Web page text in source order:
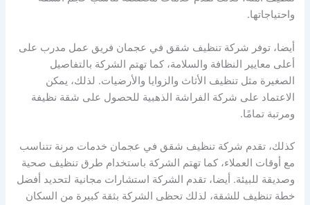
واحتياجاتها.
أيضا، توفر شركة تنظيف شقق في عجمان فريق عمل مدرب على
أعلى معايير النظافة والسلامة، كما تهتم الشركة بالتفاصيل
الصغيرة مثل تنظيف الأثاث والزوايا والأرضيات. لذلك، يمكن
الاعتماد على شركة الفراشة الذهبية للحصول على شقة نظيفة
ومرتبة تمامًا.
كذلك، تقدم شركة تنظيف شقق في عجمان خدمات مرنة تتناسب
مع أوقات العملاء، كما تهتم الشركة باستخدام طرق تنظيف صحية
وصديقة للبيئة. أيضا، تقدم الشركة استشارات مجانية لتحديد أفضل
خطة تنظيف للشقة، لذلك تحظى الشركة بثقة كبيرة من السكان